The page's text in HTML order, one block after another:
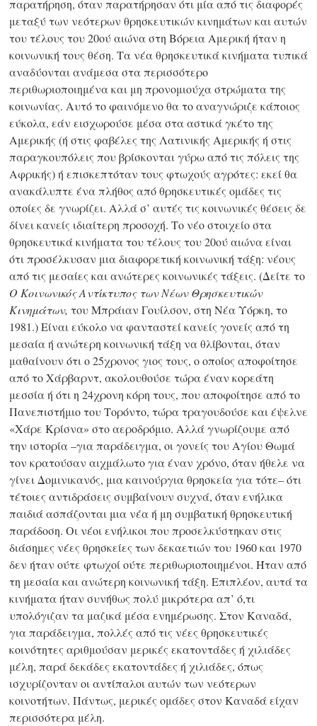
παρατήρηση, όταν παρατήρησαν ότι μία από τις διαφορές
μεταξύ των νεότερων θρησκευτικών κινημάτων και αυτών
του τέλους του 20ού αιώνα στη Βόρεια Αμερική ήταν η
κοινωνική τους θέση. Τα νέα θρησκευτικά κινήματα τυπικά
αναδύονται ανάμεσα στα περισσότερο
περιθωριοποιημένα και μη προνομιούχα στρώματα της
κοινωνίας. Αυτό το φαινόμενο θα το αναγνώριζε κάποιος
εύκολα, εάν εισχωρούσε μέσα στα αστικά γκέτο της
Αμερικής (ή στις φαβέλες της Λατινικής Αμερικής ή στις
παραγκουπόλεις που βρίσκονται γύρω από τις πόλεις της
Αφρικής) ή επισκεπτόταν τους φτωχούς αγρότες: εκεί θα
ανακάλυπτε ένα πλήθος από θρησκευτικές ομάδες τις
οποίες δε γνωρίζει. Αλλά σ’ αυτές τις κοινωνικές θέσεις δε
δίνει κανείς ιδιαίτερη προσοχή. Το νέο στοιχείο στα
θρησκευτικά κινήματα του τέλους του 20ού αιώνα είναι
ότι προσέλκυσαν μια διαφορετική κοινωνική τάξη: νέους
από τις μεσαίες και ανώτερες κοινωνικές τάξεις. (Δείτε το
Ο Κοινωνικός Αντίκτυπος των Νέων Θρησκευτικών
Κινημάτων, του Μπράιαν Γουίλσον, στη Νέα Υόρκη, το
1981.) Είναι εύκολο να φανταστεί κανείς γονείς από τη
μεσαία ή ανώτερη κοινωνική τάξη να θλίβονται, όταν
μαθαίνουν ότι ο 25χρονος γιος τους, ο οποίος αποφοίτησε
από το Χάρβαρντ, ακολουθούσε τώρα έναν κορεάτη
μεσσία ή ότι η 24χρονη κόρη τους, που αποφοίτησε από το
Πανεπιστήμιο του Τορόντο, τώρα τραγουδούσε και έψελνε
«Χάρε Κρίσνα» στο αεροδρόμιο. Αλλά γνωρίζουμε από
την ιστορία –για παράδειγμα, οι γονείς του Αγίου Θωμά
τον κρατούσαν αιχμάλωτο για έναν χρόνο, όταν ήθελε να
γίνει Δομινικανός, μια καινούργια θρησκεία για τότε– ότι
τέτοιες αντιδράσεις συμβαίνουν συχνά, όταν ενήλικα
παιδιά ασπάζονται μια νέα ή μη συμβατική θρησκευτική
παράδοση. Οι νέοι ενήλικοι που προσελκύστηκαν στις
διάσημες νέες θρησκείες των δεκαετιών του 1960 και 1970
δεν ήταν ούτε φτωχοί ούτε περιθωριοποιημένοι. Ήταν από
τη μεσαία και ανώτερη κοινωνική τάξη. Επιπλέον, αυτά τα
κινήματα ήταν συνήθως πολύ μικρότερα απ’ ό,τι
υπολόγιζαν τα μαζικά μέσα ενημέρωσης. Στον Καναδά,
για παράδειγμα, πολλές από τις νέες θρησκευτικές
κοινότητες αριθμούσαν μερικές εκατοντάδες ή χιλιάδες
μέλη, παρά δεκάδες εκατοντάδες ή χιλιάδες, όπως
ισχυρίζονταν οι αντίπαλοι αυτών των νεότερων
κοινοτήτων. Πάντως, μερικές ομάδες στον Καναδά είχαν
περισσότερα μέλη.